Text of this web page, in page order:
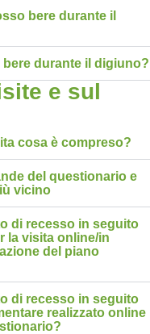
bere durante il
durante il digiuno?
e sul
cosa è compreso?
del questionario e
vicino
di recesso in seguito
la visita online/in
del piano
di recesso in seguito
realizzato online